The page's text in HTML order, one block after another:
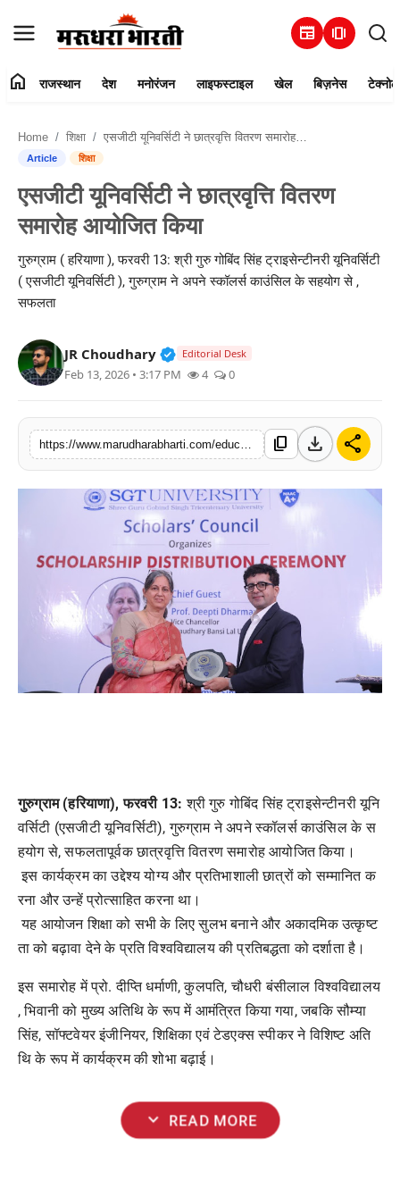
newspaper amp_stories
संपर्क करें
राजस्थान
मनोरंजन
खेल
बिज़नेस
टेक्नोलॉजी
वीडियो
home राजस्थान देश मनोरंजन लाइफस्टाइल खेल बिज़नेस
Home शिक्षा एसजीटी यूनिवर्सिटी ने छात्रवृत्ति वितरण समारोह आयोजित किया
Article शिक्षा
एसजीटी यूनिवर्सिटी ने छात्रवृत्ति वितरण
समारोह आयोजित किया
गुरुग्राम ( हरियाणा ), फरवरी 13: श्री गुरु गोबिंद सिंह ट्राइसेन्टीनरी यूनिवर्सिटी
( एसजीटी यूनिवर्सिटी ), गुरुग्राम ने अपने स्कॉलर्स काउंसिल के सहयोग से ,
सफलता
JR Choudhary Verified Public Figure • 30 Mar,
Editorial Desk
Feb 13, 2026 • 3:17 PM 4 0
content_copy download share
गुरुग्राम(हरियाणा),फरवरी13:श्री गुरु गोबिंद सिंह ट्राइसेन्टीनरी यूनि
वर्सिटी (एसजीटी यूनिवर्सिटी),गुरुग्राम ने अपने स्कॉलर्स काउंसिल के स
हयोग से,सफलतापूर्वक छात्रवृत्ति वितरण समारोह आयोजित किया।
इस कार्यक्रम का उद्देश्य योग्य और प्रतिभाशाली छात्रों को सम्मानित क
रना और उन्हें प्रोत्साहित करना था।
यह आयोजन शिक्षा को सभी के लिए सुलभ बनाने और अकादमिक उत्कृष्ट
ता को बढ़ावा देने के प्रति विश्वविद्यालय की प्रतिबद्धता को दर्शाता है।
इस समारोह में प्रो.दीप्ति धर्माणी,कुलपति,चौधरी बंसीलाल विश्वविद्यालय
,भिवानी को मुख्य अतिथि के रूप में आमंत्रित किया गया,जबकि सौम्या
सिंह,सॉफ्टवेयर इंजीनियर,शिक्षिका एवं टेडएक्स स्पीकर ने विशिष्ट अति
थि के रूप में कार्यक्रम की शोभा बढ़ाई।
expand_more READ MORE